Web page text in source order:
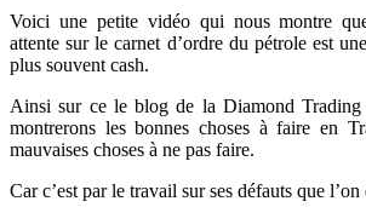
Voici une petite vidéo qui nous montre
attente sur le carnet d’ordre du pétrole est
plus souvent cash.
Ainsi sur ce le blog de la Diamond Trading
montrerons les bonnes choses à faire en
mauvaises choses à ne pas faire.
Car c’est par le travail sur ses défauts que